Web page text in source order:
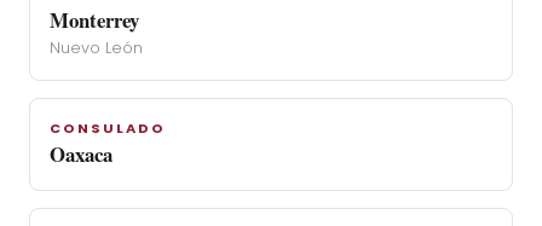
Monterrey
Nuevo León
CONSULADO
Oaxaca